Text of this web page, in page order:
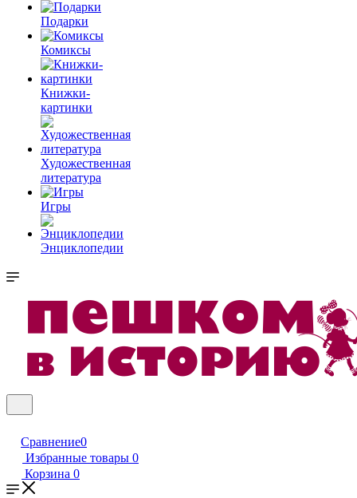
Подарки
Комиксы
Книжки-
картинки
Художественная
литература
Игры
Энциклопедии
Сравнение0
Избранные товары 0
Корзина 0